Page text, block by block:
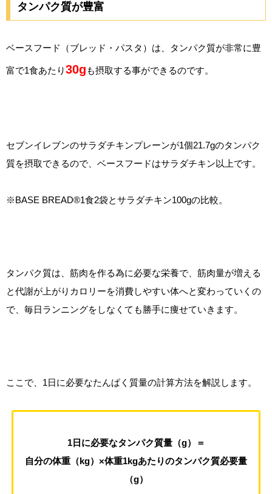
タンパク質が豊富
ベースフード（ブレッド・パスタ）は、タンパク質が非常に豊
富で1食あたり30gも摂取する事ができるのです。
セブンイレブンのサラダチキンプレーンが1個21.7gのタンパク
質を摂取できるので、ベースフードはサラダチキン以上です。
※BASE BREAD®1食2袋とサラダチキン100gの比較。
タンパク質は、筋肉を作る為に必要な栄養で、筋肉量が増える
と代謝が上がりカロリーを消費しやすい体へと変わっていくの
で、毎日ランニングをしなくても勝手に痩せていきます。
ここで、1日に必要なたんぱく質量の計算方法を解説します。
1日に必要なタンパク質量（g）＝
自分の体重（kg）×体重1kgあたりのタンパク質必要量
（g）